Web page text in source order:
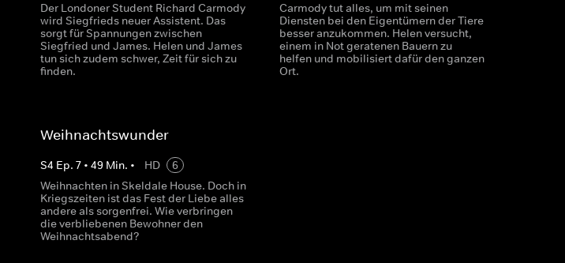
Der Londoner Student Richard Carmody
wird Siegfrieds neuer Assistent. Das
sorgt für Spannungen zwischen
Siegfried und James. Helen und James
tun sich zudem schwer, Zeit für sich zu
finden.
Carmody tut alles, um mit seinen
Diensten bei den Eigentümern der Tiere
besser anzukommen. Helen versucht,
einem in Not geratenen Bauern zu
helfen und mobilisiert dafür den ganzen
Ort.
Weihnachtswunder
S4 Ep. 7• 49Min. • HD
6
Weihnachten in Skeldale House. Doch in
Kriegszeiten ist das Fest der Liebe alles
andere als sorgenfrei. Wie verbringen
die verbliebenen Bewohner den
Weihnachtsabend?